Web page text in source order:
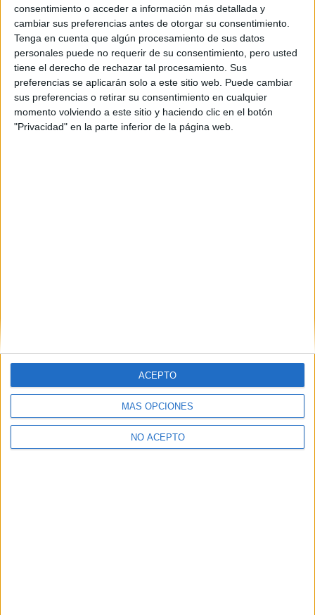
consentimiento o acceder a información más detallada y
cambiar sus preferencias antes de otorgar su consentimiento.
Tenga en cuenta que algún procesamiento de sus datos
personales puede no requerir de su consentimiento, pero usted
tiene el derecho de rechazar tal procesamiento. Sus
preferencias se aplicarán solo a este sitio web. Puede cambiar
sus preferencias o retirar su consentimiento en cualquier
momento volviendo a este sitio y haciendo clic en el botón
"Privacidad" en la parte inferior de la página web.
MÁS OPCIONES
NO ACEPTO
ACEPTO
Contactar
Carrer Amalia Soler, 29
Sede Vilafranca del Penedès
8720 Vilafranca del Penedès
Barcelona
Leaflet|©OpenStreetMap